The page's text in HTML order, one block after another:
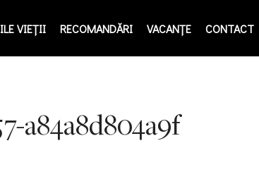
VIEŢII RECOMANDĂRI VACANȚE CONTACT
a84a8d804a9f